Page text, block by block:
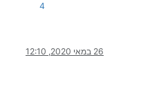
4
26 במאי 2020, 12:10